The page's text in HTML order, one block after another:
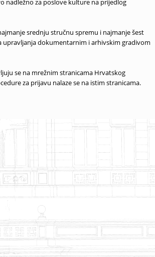
srednju stručnu spremu i najmanje šest
upravljanja dokumentarnim i arhivskim gradivom
se na mrežnim stranicama Hrvatskog
za prijavu nalaze se na istim stranicama.